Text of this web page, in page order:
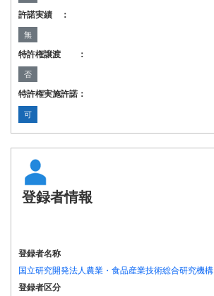
許諾実績 ：
無
特許権譲渡 ：
否
特許権実施許諾：
可
登録者情報
登録者名称
国立研究開発法人農業・食品産業技術総合研究機構
登録者区分